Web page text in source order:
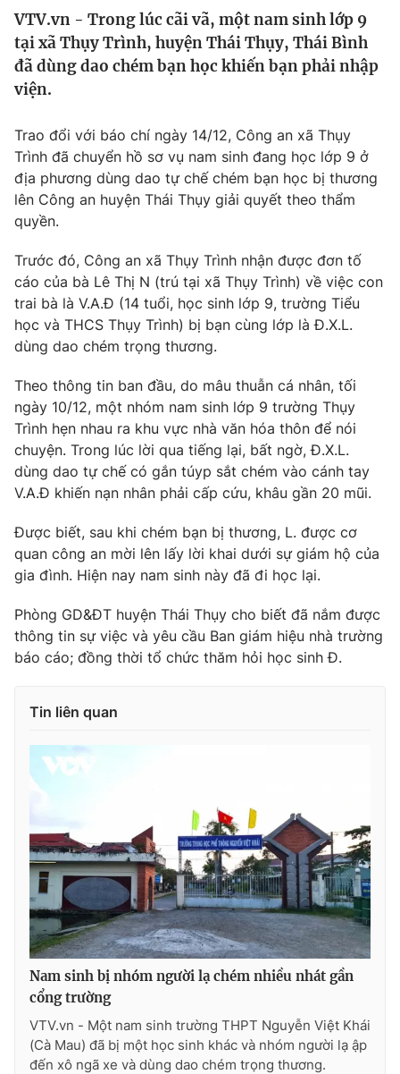
Y tế
Thế giới
Thế giới đó đây
Câu chuyện quốc tế
Kinh tế
Tài chính
Thị trường
Dữ liệu và đời sống
Phim VTV
Hậu trường
Nhân vật
Khán giả
Giải sao mai
Giải trí
Điện ảnh
Sao
Đời sống
Du lịch
Làm đẹp
Chất lượng cuộc sống
Giáo dục
Tuyển sinh
Học trực tuyến
Công nghệ
Hitech Công nghệ tương lai
Sản phẩm
Thị trường
Giao lưu trực tuyến
Lịch phát sóng
Chuyên mục khác
Emagazine Podcast
Photo
Video
VTV Thể thao
VTV Sức khoẻ Bất động sản
Thị trường 24h Tấm lòng Việt
VTV4 Vươn mình bằng AI
Liên hệ tòa soạn English
Giáo dục
VTV.vn - Trong lúc cãi vã, một nam sinh lớp 9
tại xã Thụy Trình, huyện Thái Thụy, Thái Bình
đã dùng dao chém bạn học khiến bạn phải nhập
viện.
Trao đổi với báo chí ngày 14/12, Công an xã Thụy
Trình đã chuyển hồ sơ vụ nam sinh đang học lớp 9 ở
địa phương dùng dao tự chế chém bạn học bị thương
lên Công an huyện Thái Thụy giải quyết theo thẩm
quyền.
Trước đó, Công an xã Thụy Trình nhận được đơn tố
cáo của bà Lê Thị N (trú tại xã Thụy Trình) về việc con
trai bà là V.A.Đ (14 tuổi, học sinh lớp 9, trường Tiểu
học và THCS Thụy Trình) bị bạn cùng lớp là Đ.X.L.
dùng dao chém trọng thương.
Theo thông tin ban đầu, do mâu thuẫn cá nhân, tối
ngày 10/12, một nhóm nam sinh lớp 9 trường Thụy
Trình hẹn nhau ra khu vực nhà văn hóa thôn để nói
chuyện. Trong lúc lời qua tiếng lại, bất ngờ, Đ.X.L.
dùng dao tự chế có gắn túyp sắt chém vào cánh tay
V.A.Đ khiến nạn nhân phải cấp cứu, khâu gần 20 mũi.
Được biết, sau khi chém bạn bị thương, L. được cơ
quan công an mời lên lấy lời khai dưới sự giám hộ của
gia đình. Hiện nay nam sinh này đã đi học lại.
Phòng GD&ĐT huyện Thái Thụy cho biết đã nắm được
thông tin sự việc và yêu cầu Ban giám hiệu nhà trường
báo cáo; đồng thời tổ chức thăm hỏi học sinh Đ.
Tin liên quan
Nam sinh bị nhóm người lạ chém nhiều nhát gần
cổng trường
VTV.vn - Một nam sinh trường THPT Nguyễn Việt Khái
(Cà Mau) đã bị một học sinh khác và nhóm người lạ ập
đến xô ngã xe và dùng dao chém trọng thương.